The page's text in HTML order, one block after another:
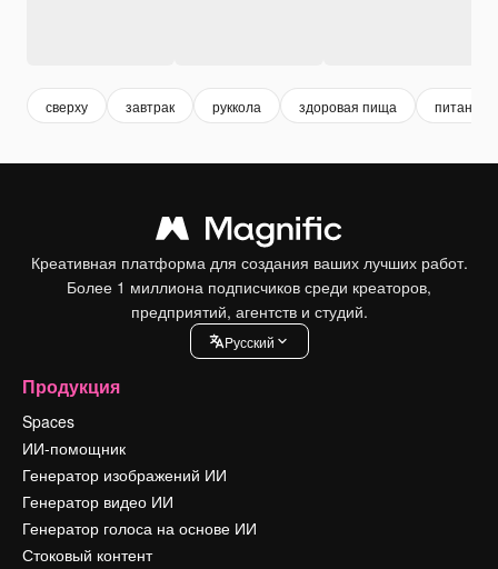
сверху завтрак руккола здоровая пища питание
Креативная платформа для создания ваших лучших работ.
Более 1 миллиона подписчиков среди креаторов,
предприятий, агентств и студий.
Pусский
Продукция
Spaces
ИИ-помощник
Генератор изображений ИИ
Генератор видео ИИ
Генератор голоса на основе ИИ
Стоковый контент